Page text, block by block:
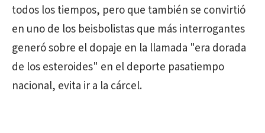
todos los tiempos, pero que también se convirtió
en uno de los beisbolistas que más interrogantes
generó sobre el dopaje en la llamada "era dorada
de los esteroides" en el deporte pasatiempo
nacional, evita ir a la cárcel.